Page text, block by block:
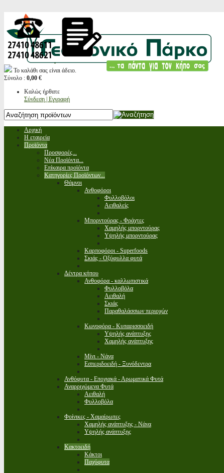
Το καλάθι σας είναι άδειο.
Σύνολο : 0,00 €
Καλώς ήρθατε
Σύνδεση | Εγγραφή
Αρχική
Η εταιρεία
Προϊόντα
Προσφορές...
Νέα Προϊόντα...
Επίκαιρα προϊόντα
Κατηγορίες Προϊόντων...
Θάμνοι
Ανθοφόροι
Φυλλοβόλοι
Αειθαλείς
Μπορντούρας - Φράχτες
Χαμηλής μπορντούρας
Υψηλής μπορντούρας
Καρποφόροι - Superfoods
Σκιάς - Οξύφυλλα φυτά
Δέντρα κήπου
Ανθοφόρα - καλλωπιστικά
Φυλλοβόλα
Αειθαλή
Σκιάς
Παραθαλάσσιων περιοχών
Κωνοφόρα - Κυπαρισσοειδή
Υψηλής ανάπτυξης
Χαμηλής ανάπτυξης
Μίνι - Νάνα
Εσπεριδοειδή - Ξυνόδεντρα
Ανθόφυτα - Εποχιακά - Αρωματικά Φυτά
Αναρριχώμενα Φυτά
Αειθαλή
Φυλλοβόλα
Φοίνικες - Χαμαίρωπες
Χαμηλής ανάπτυξης - Νάνα
Υψηλής ανάπτυξης
Κακτοειδή
Κάκτοι
Παχύφυτα